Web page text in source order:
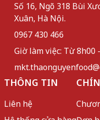
Số 16, Ngõ 318 Bùi
Xuân, Hà Nội.
0967 430 466
Giờ làm việc: Từ 8h00
THÔNG TIN
Liên hệ